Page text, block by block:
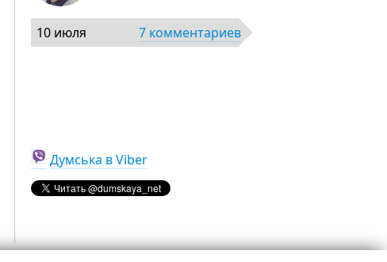
10 июля 7 комментариев
Думська в Viber